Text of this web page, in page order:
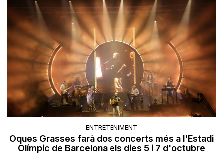
ENTRETENIMENT
Oques Grasses farà dos concerts més a l'Estadi
Olímpic de Barcelona els dies 5 i 7 d'octubre